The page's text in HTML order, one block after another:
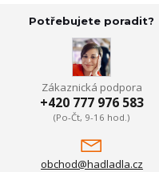
Potřebujete poradit?
Zákaznická podpora
+420 777 976 583
(Po-Čt, 9-16 hod.)
obchod@hadladla.cz